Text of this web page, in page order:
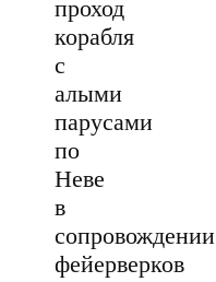
проход
корабля
с
алыми
парусами
по
Неве
в
сопровождении
фейерверков